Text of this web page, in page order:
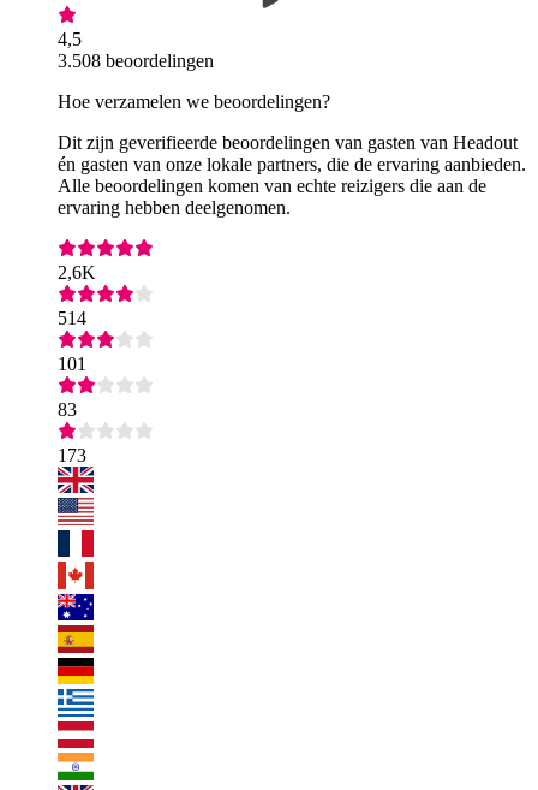
4,5
3.508 beoordelingen
Hoe verzamelen we beoordelingen?
Dit zijn geverifieerde beoordelingen van gasten van Headout
én gasten van onze lokale partners, die de ervaring aanbieden.
Alle beoordelingen komen van echte reizigers die aan de
ervaring hebben deelgenomen.
2,6K
514
101
83
173